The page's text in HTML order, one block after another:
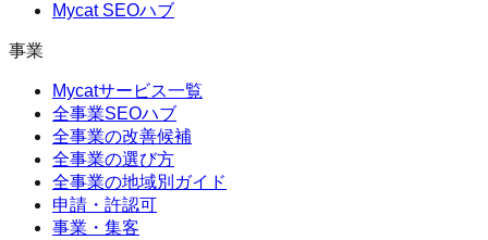
Mycat SEOハブ
事業
Mycatサービス一覧
全事業SEOハブ
全事業の改善候補
全事業の選び方
全事業の地域別ガイド
申請・許認可
事業・集客